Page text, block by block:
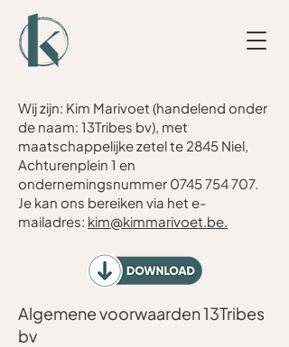
Wij zijn: Kim Marivoet (handelend onder
de naam: 13Tribes bv), met
maatschappelijke zetel te 2845 Niel,
Achturenplein 1 en
ondernemingsnummer 0745 754 707.
Je kan ons bereiken via het e-
mailadres: kim@kimmarivoet.be.
Algemene voorwaarden 13Tribes
bv